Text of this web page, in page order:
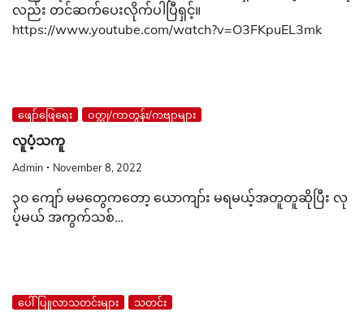
လည်း တင်ဆက်ပေးလိုက်ပါပြီရှင့်။
https://www.youtube.com/watch?v=O3FKpuEL3mk
ဖျော်ဖြေရေး ဝတ္ထု/ကာတွန်း/ကဗျာများ
လူပံ့သကူ
Admin November 8, 2022
၃၀ ကျော် မမတွေကတော့ ယောကျာ်း မရမယ့်အတူတူဆိုပြီး လု
ပ့်မယ် အကွက်သစ်…
ပေါ်ပြူလာသတင်းများ သတင်း